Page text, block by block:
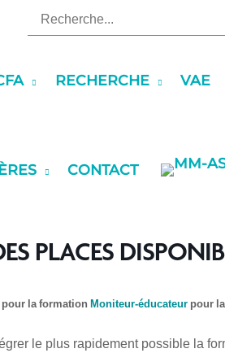
Rechercher:
RECHERCHE VAE
CONTACT
PLACES
pour la formation Moniteur-éducateur pour
le plus rapidement possible la